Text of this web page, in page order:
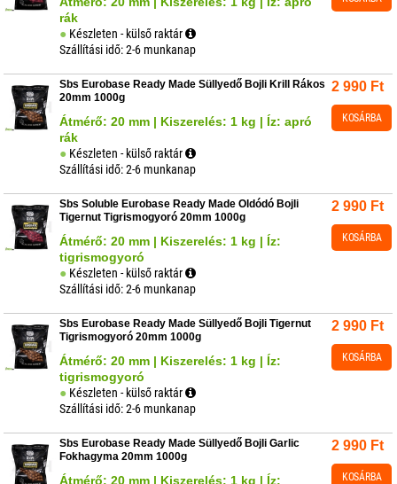
rák
Készleten - külső raktár
Szállítási idő: 2-6 munkanap
Sbs Eurobase Ready Made Süllyedő Bojli Krill Rákos
20mm 1000g
Átmérő: 20 mm | Kiszerelés: 1 kg | Íz: apró
rák
Készleten - külső raktár
Szállítási idő: 2-6 munkanap
2 990 Ft
KOSÁRBA
Sbs Soluble Eurobase Ready Made Oldódó Bojli
Tigernut Tigrismogyoró 20mm 1000g
Átmérő: 20 mm | Kiszerelés: 1 kg | Íz:
tigrismogyoró
Készleten - külső raktár
Szállítási idő: 2-6 munkanap
2 990 Ft
KOSÁRBA
Sbs Eurobase Ready Made Süllyedő Bojli Tigernut
Tigrismogyoró 20mm 1000g
Átmérő: 20 mm | Kiszerelés: 1 kg | Íz:
tigrismogyoró
Készleten - külső raktár
Szállítási idő: 2-6 munkanap
2 990 Ft
KOSÁRBA
Sbs Eurobase Ready Made Süllyedő Bojli Garlic
Fokhagyma 20mm 1000g
Átmérő: 20 mm | Kiszerelés: 1 kg | Íz:
2 990 Ft
KOSÁRBA